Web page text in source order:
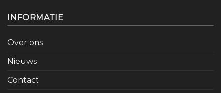
INFORMATIE
Over ons
Nieuws
Contact